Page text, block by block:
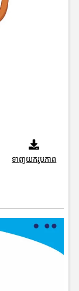
ទាញយករូបភាព